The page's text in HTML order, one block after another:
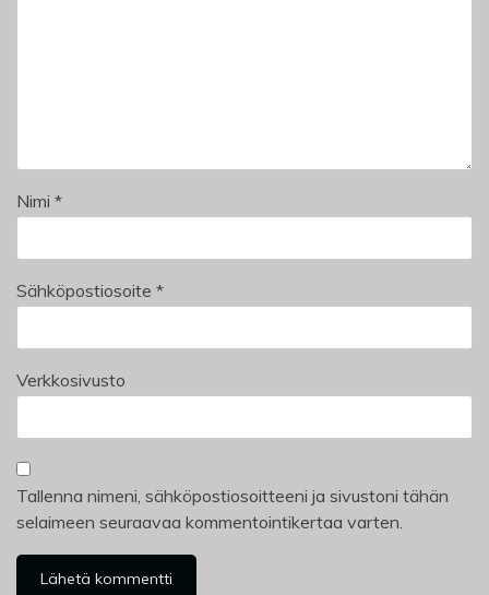
Nimi *
Sähköpostiosoite *
Verkkosivusto
Tallenna nimeni, sähköpostiosoitteeni ja sivustoni tähän
selaimeen seuraavaa kommentointikertaa varten.